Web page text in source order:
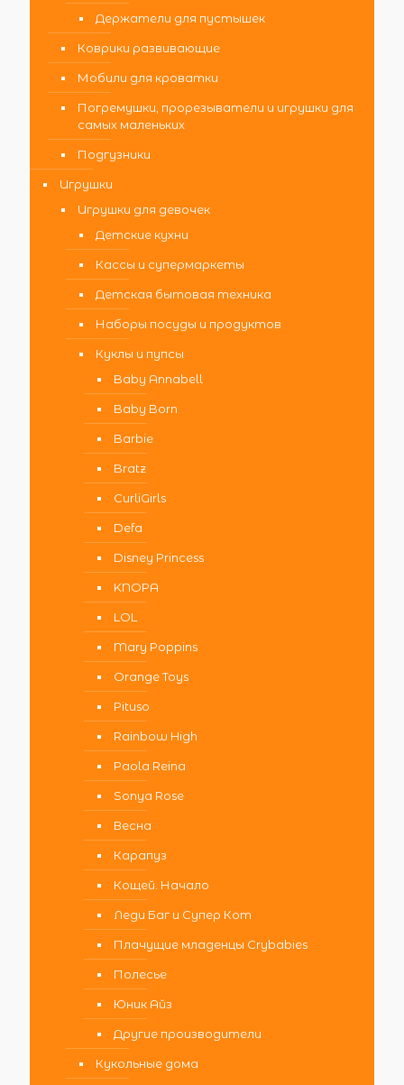
Держатели для пустышек
Коврики развивающие
Мобили для кроватки
Погремушки, прорезыватели и игрушки для
самых маленьких
Подгузники
Игрушки
Игрушки для девочек
Детские кухни
Кассы и супермаркеты
Детская бытовая техника
Наборы посуды и продуктов
Куклы и пупсы
Baby Annabell
Baby Born
Barbie
Bratz
CurliGirls
Defa
Disney Princess
KNOPA
LOL
Mary Poppins
Orange Toys
Pituso
Rainbow High
Paola Reina
Sonya Rose
Весна
Карапуз
Кощей. Начало
Леди Баг и Супер Кот
Плачущие младенцы Crybabies
Полесье
Юник Айз
Другие производители
Кукольные дома